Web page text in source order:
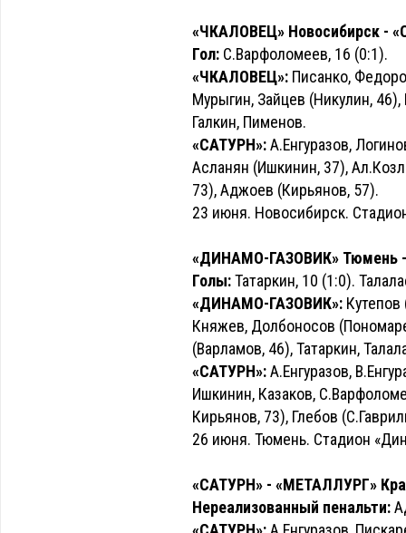
«ЧКАЛОВЕЦ» Новосибирск -
Гол: С.Варфоломеев, 16 (0:1).
«ЧКАЛОВЕЦ»: Писанко,
Мурыгин, Зайцев (Никулин,
Галкин, Пименов.
«САТУРН»:А.Енгуразов,
Асланян (Ишкинин, 37),
73), Аджоев (Кирьянов, 57).
23 июня. Новосибирск.
«ДИНАМО-ГАЗОВИК» Тюмень -
Голы:Татаркин, 10 (1:0).
«ДИНАМО-ГАЗОВИК»:
Княжев, Долбоносов
(Варламов, 46), Татаркин,
«САТУРН»:А.Енгуразов,
Ишкинин, Казаков,
Кирьянов, 73), Глебов
26 июня. Тюмень. Стадион
«САТУРН» - «МЕТАЛЛУРГ»
Нереализованный пенальти: